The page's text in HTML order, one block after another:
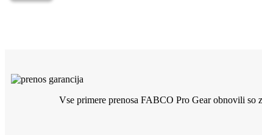
Vse primere prenosa FABCO Pro Gear obnovili so